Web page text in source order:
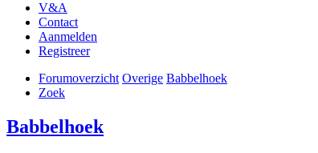
V&A
Contact
Aanmelden
Registreer
Forumoverzicht Overige Babbelhoek
Zoek
Babbelhoek